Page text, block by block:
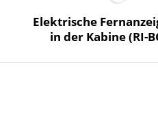
Elektrische
in der Kabine (RI-